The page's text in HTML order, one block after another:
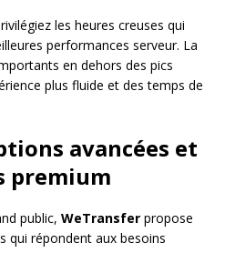
les heures creuses qui
performances serveur. La
en dehors des pics
plus fluide et des temps de
avancées et
premium
public, WeTransfer propose
qui répondent aux besoins